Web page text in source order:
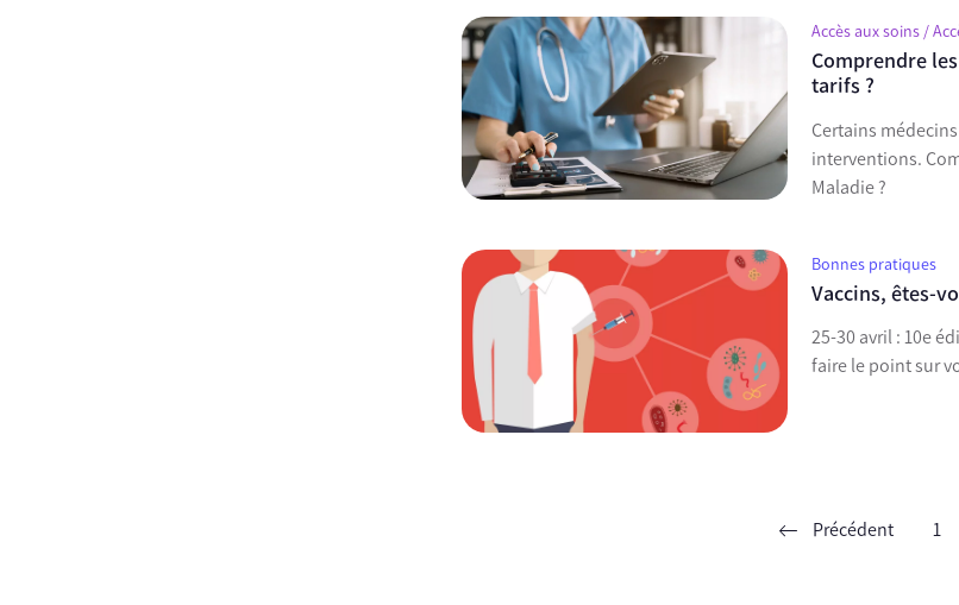
Accès aux soins /
Comprendre
tarifs ?
Certains
interventions.
Maladie ?
Bonnes pratiques
Vaccins, êtes-
25-30 avril : 10e
faire le point sur
Précédent 1